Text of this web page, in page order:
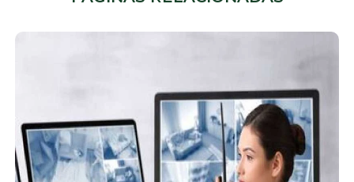
EMPRESAS DE PORTARIA E LIMPEZA
EMPRESAS DE PORTARIA REMOTA